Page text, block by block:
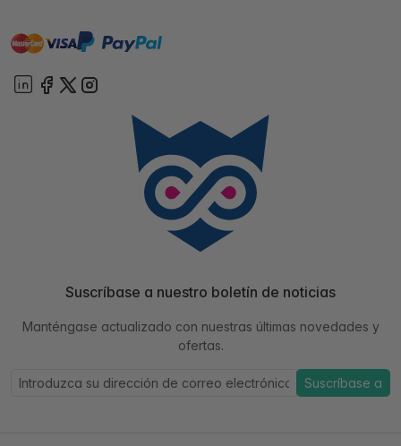
mastervisa paypal
Suscríbase a nuestro boletín de noticias
Manténgase actualizado con nuestras últimas novedades y
ofertas.
Suscríbase a